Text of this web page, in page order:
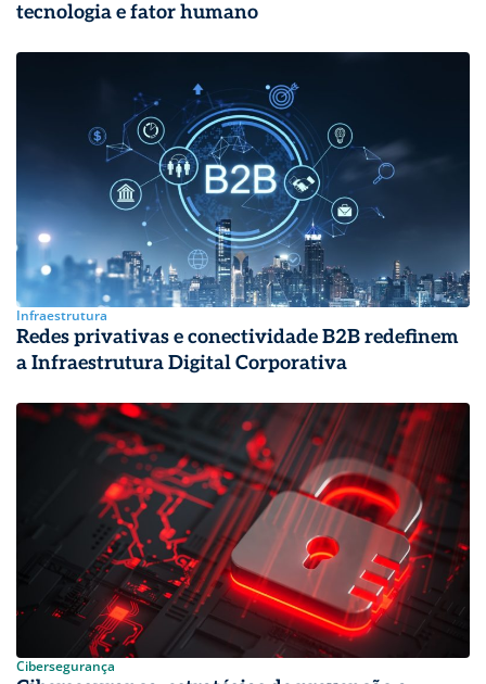
tecnologia e fator humano
Infraestrutura
Redes privativas e conectividade B2B redefinem
a Infraestrutura Digital Corporativa
Cibersegurança